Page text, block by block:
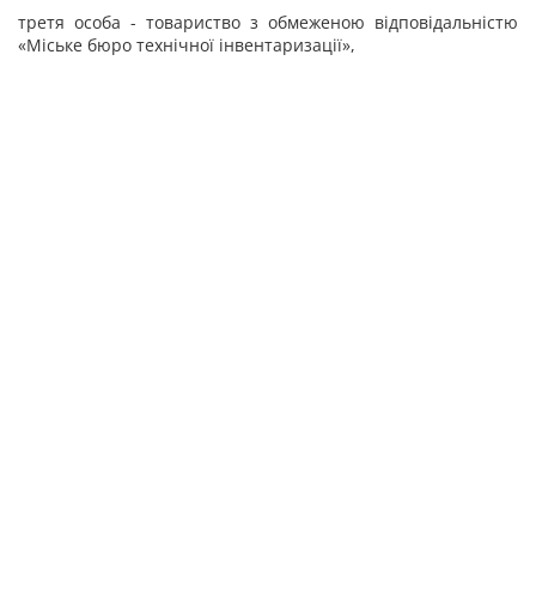
третя особа - товариство з обмеженою відповідальністю
«Міське бюро технічної інвентаризації»,